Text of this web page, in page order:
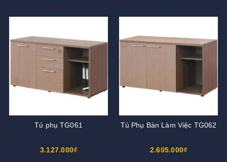
Tủ phụ TG061
3.127.000₫
Tủ Phụ Bàn Làm Việc TG062
2.605.000₫